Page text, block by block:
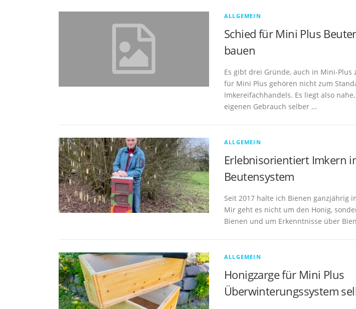
ALLGEMEIN
Schied für Mini Plus
bauen
Es gibt drei Gründe, auch in Mini-Plus
für Mini Plus gehören nicht zum
Imkereifachhandels. Es liegt also
eigenen Gebrauch selber …
ALLGEMEIN
Erlebnisorientiert Imkern
Beutensystem
Seit 2017 halte ich Bienen ganzjährig
Mir geht es nicht um den Honig,
Bienen und um Erkenntnisse über
ALLGEMEIN
Honigzarge für Mini Plus
Überwinterungssystem